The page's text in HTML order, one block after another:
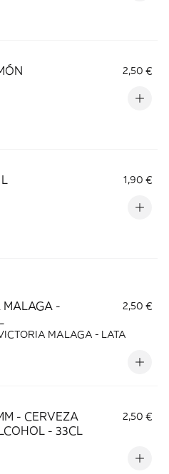
2,50 €
1,90 €
MALAGA -
2,50 €
MALAGA - LATA
- CERVEZA
- 33CL
2,50 €